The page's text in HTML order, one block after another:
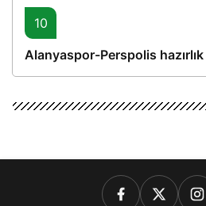
10
Alanyaspor-Perspolis hazırlık